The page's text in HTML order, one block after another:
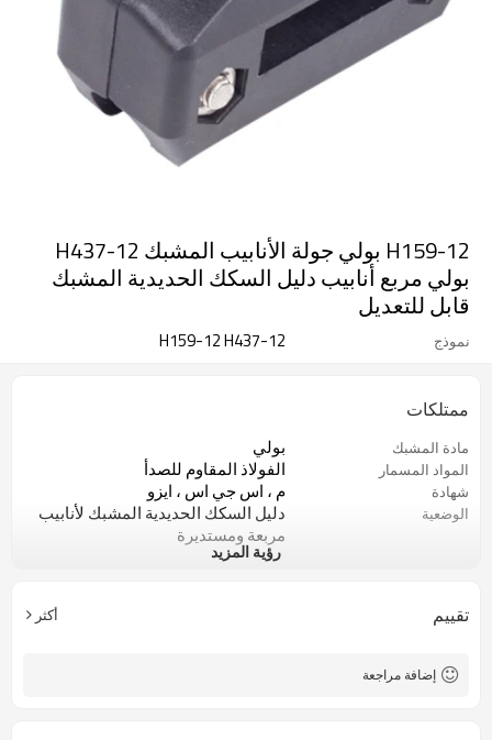
H159-12 بولي جولة الأنابيب المشبك H437-12
بولي مربع أنابيب دليل السكك الحديدية المشبك
قابل للتعديل
نموذج H159-12 H437-12
ممتلكات
مادة المشبك بولي
المواد المسمار الفولاذ المقاوم للصدأ
شهادة م ، اس جي اس ، ايزو
الوضعية
دليل السكك الحديدية المشبك لأنابيب
مربعة ومستديرة
20PCS
رؤية المزيد
تقييم أكثر
إضافة مراجعة